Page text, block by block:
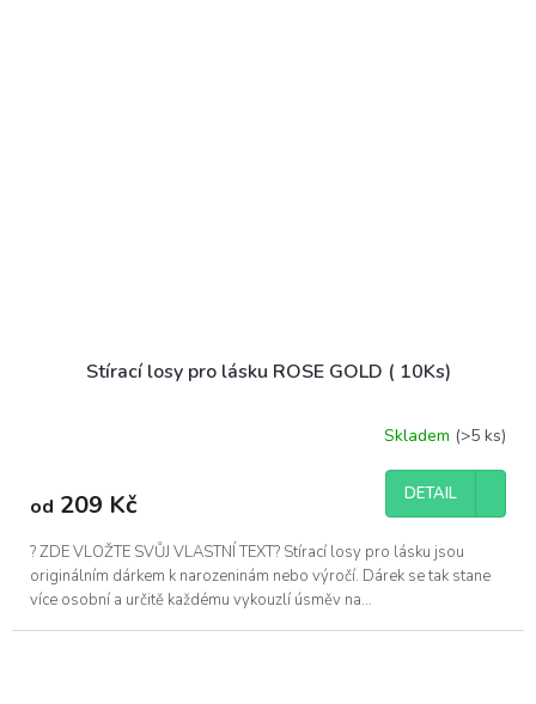
Stírací losy pro lásku ROSE GOLD ( 10Ks)
Skladem (>5 ks)
od 209 Kč DETAIL
? ZDE VLOŽTE SVŮJ VLASTNÍ TEXT? Stírací losy pro lásku jsou
originálním dárkem k narozeninám nebo výročí. Dárek se tak stane
více osobní a určitě každému vykouzlí úsměv na...